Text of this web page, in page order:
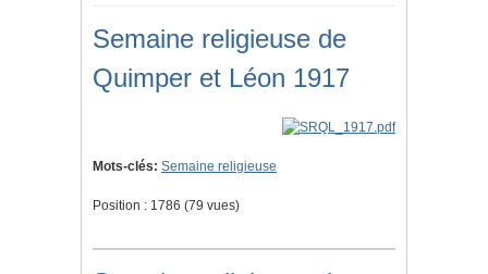
Semaine religieuse de
Quimper et Léon 1917
Mots-clés: Semaine religieuse
Position : 1786 (79 vues)